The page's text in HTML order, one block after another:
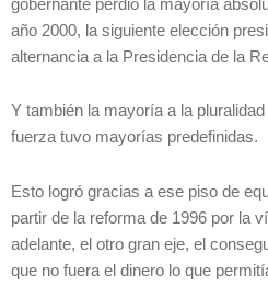
gobernante perdió la mayoría
año 2000, la siguiente elección
alternancia a la Presidencia de la
Y también la mayoría a la
fuerza tuvo mayorías predefinidas.
Esto logró gracias a ese piso de
partir de la reforma de 1996 por la
adelante, el otro gran eje, el
que no fuera el dinero lo que